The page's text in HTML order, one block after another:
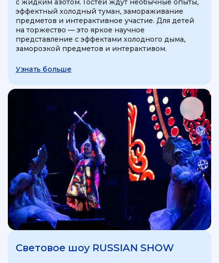
с жидким азотом. Гостей ждут необычные опыты,
эффектный холодный туман, замораживание
предметов и интерактивное участие. Для детей
на торжество — это яркое научное
представление с эффектами холодного дыма,
заморозкой предметов и интерактивом.
Узнать больше
Световое шоу RUSSIAN SHOW